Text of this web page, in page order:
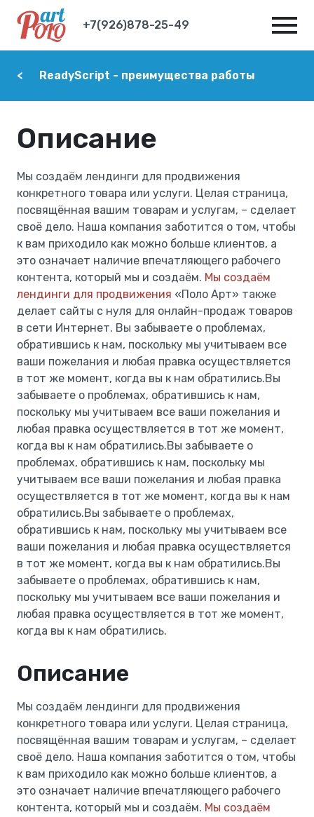
+7(926)878-25-49
ReadyScript - преимущества работы
Описание
Мы создаём лендинги для продвижения
конкретного товара или услуги. Целая страница,
посвящённая вашим товарам и услугам, – сделает
своё дело. Наша компания заботится о том, чтобы
к вам приходило как можно больше клиентов, а
это означает наличие впечатляющего рабочего
контента, который мы и создаём. Мы создаём
лендинги для продвижения «Поло Арт» также
делает сайты с нуля для онлайн-продаж товаров
в сети Интернет. Вы забываете о проблемах,
обратившись к нам, поскольку мы учитываем все
ваши пожелания и любая правка осуществляется
в тот же момент, когда вы к нам обратились.Вы
забываете о проблемах, обратившись к нам,
поскольку мы учитываем все ваши пожелания и
любая правка осуществляется в тот же момент,
когда вы к нам обратились.Вы забываете о
проблемах, обратившись к нам, поскольку мы
учитываем все ваши пожелания и любая правка
осуществляется в тот же момент, когда вы к нам
обратились.Вы забываете о проблемах,
обратившись к нам, поскольку мы учитываем все
ваши пожелания и любая правка осуществляется
в тот же момент, когда вы к нам обратились.Вы
забываете о проблемах, обратившись к нам,
поскольку мы учитываем все ваши пожелания и
любая правка осуществляется в тот же момент,
когда вы к нам обратились.
Описание
Мы создаём лендинги для продвижения
конкретного товара или услуги. Целая страница,
посвящённая вашим товарам и услугам, – сделает
своё дело. Наша компания заботится о том, чтобы
к вам приходило как можно больше клиентов, а
это означает наличие впечатляющего рабочего
контента, который мы и создаём. Мы создаём